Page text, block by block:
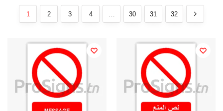
1 2 3 4 … 30 31 32